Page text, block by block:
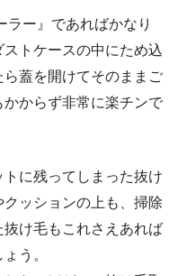
ラー』であればかなり
トケースの中にため込
蓋を開けてそのままご
からず非常に楽チンで
に残ってしまった抜け
ッションの上も、掃除
け毛もこれさえあれば
う。